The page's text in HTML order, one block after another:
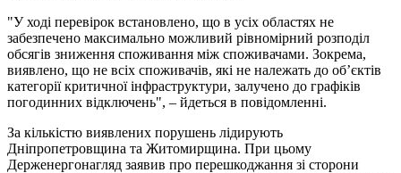
"У ході перевірок встановлено, що в усіх областях не
забезпечено максимально можливий рівномірний розподіл
обсягів зниження споживання між споживачами. Зокрема,
виявлено, що не всіх споживачів, які не належать до обʼєктів
категорії критичної інфраструктури, залучено до графіків
погодинних відключень", – йдеться в повідомленні.
За кількістю виявлених порушень лідирують
Дніпропетровщина та Житомирщина. При цьому
Держенергонагляд заявив про перешкоджання зі сторони